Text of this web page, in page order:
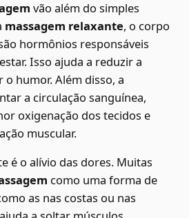
vão além do simples
massagem relaxante, o corpo
hormônios responsáveis
Isso ajuda a reduzir a
humor. Além disso, a
a circulação sanguínea,
oxigenação dos tecidos e
muscular.
é o alívio das dores. Muitas
como uma forma de
as nas costas ou nas